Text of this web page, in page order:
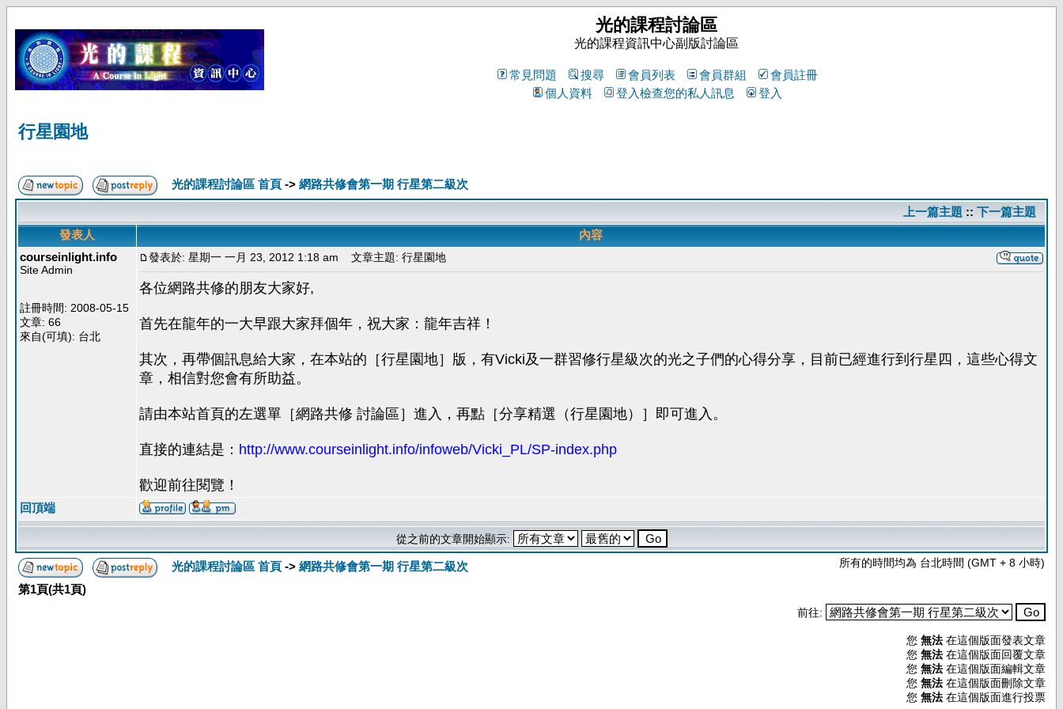
光的課程討論區
光的課程資訊中心副版討論區
常見問題 搜尋 會員列表 會員群組
會員註冊
個人資料
登入檢查您的私人訊息 登入
行星園地
光的課程討論區 首頁 -> 網路共修會第一期 行星第二級次
上一篇主題 :: 下一篇主題
發表人
內容
courseinlight.info
Site Admin
註冊時間: 2008-05-15
文章: 66
來自(可填): 台北
發表於: 星期一 一月 23, 2012 1:18 am 文章主題: 行星園地
各位網路共修的朋友大家好,
首先在龍年的一大早跟大家拜個年，祝大家：龍年吉祥！
其次，再帶個訊息給大家，在本站的［行星園地］版，有Vicki及一群習修行星級次的光之子們的心得分享，目前已經進行到行星四，這些心得文
章，相信對您會有所助益。
請由本站首頁的左選單［網路共修 討論區］進入，再點［分享精選（行星園地）］即可進入。
直接的連結是： http://www.courseinlight.info/infoweb/Vicki_PL/SP-index.php
歡迎前往閱覽！
回頂端
從之前的文章開始顯示:
光的課程討論區 首頁 -> 網路共修會第一期 行星第二級次 所有的時間均為 台北時間 (GMT + 8 小時)
第1頁(共1頁)
前往:
您 無法 在這個版面發表文章
您 無法 在這個版面回覆文章
您 無法 在這個版面編輯文章
您 無法 在這個版面刪除文章
您 無法 在這個版面進行投票